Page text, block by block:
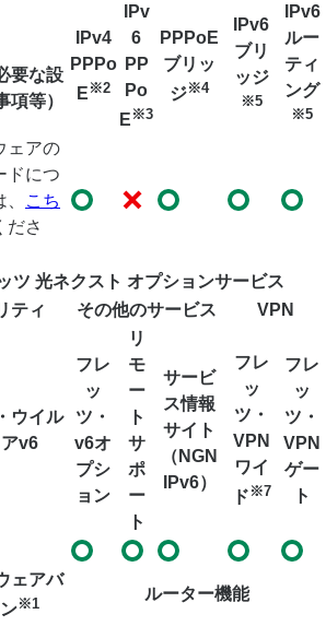
IPv4
PPPo
E ※2
IPv
6
PP
Po
E ※3
PPPoE
ブリッ
ジ※4
IPv6
ブリ
ッジ
※5
IPv6
ルー
ティ
ング
※5
要な設
項等）
ェアの
ドにつ
こち
ださ
ツ 光ネクスト オプションサービス
ティ
その他のサービス VPN
ウイル
v6
フレ
ッ
ツ・
v6オ
プシ
ョン
リ
モ
ー
ト
サ
ポ
ー
ト
サービ
ス情報
サイト
（NGN
IPv6）
フレ
ッ
ツ・
VPN
ワイ
ド ※7
フレ
ッ
ツ・
VPN
ゲー
ト
ェアバ
※1
ルーター機能